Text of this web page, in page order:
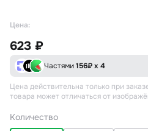
Цена:
623 ₽
Частями156₽ х 4
Цена действительна только при
товара может отличаться от
Количество